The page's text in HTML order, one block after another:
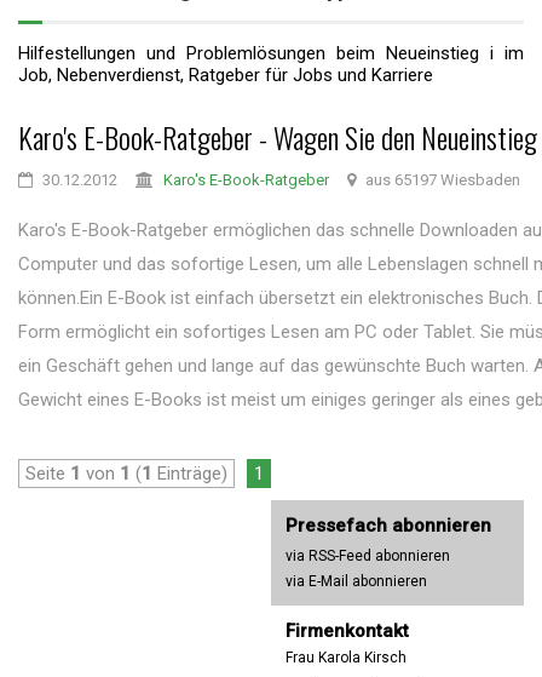
Hilfestellungen und Problemlösungen beim Neueinstieg i im
Job, Nebenverdienst, Ratgeber für Jobs und Karriere
Karo's E-Book-Ratgeber - Wagen Sie den
30.12.2012 Karo's E-Book-Ratgeber aus 65197 Wiesbaden
Karo's E-Book-Ratgeber ermöglichen das schnelle Downloaden
Computer und das sofortige Lesen, um alle Lebenslagen schnell
können.Ein E-Book ist einfach übersetzt ein elektronisches Buch.
Form ermöglicht ein sofortiges Lesen am PC oder Tablet. Sie
ein Geschäft gehen und lange auf das gewünschte Buch warten.
Gewicht eines E-Books ist meist um einiges geringer als eines
Seite 1 von 1 (1 Einträge) 1
Pressefach abonnieren
via RSS-Feed abonnieren
via E-Mail abonnieren
Firmenkontakt
Frau Karola Kirsch